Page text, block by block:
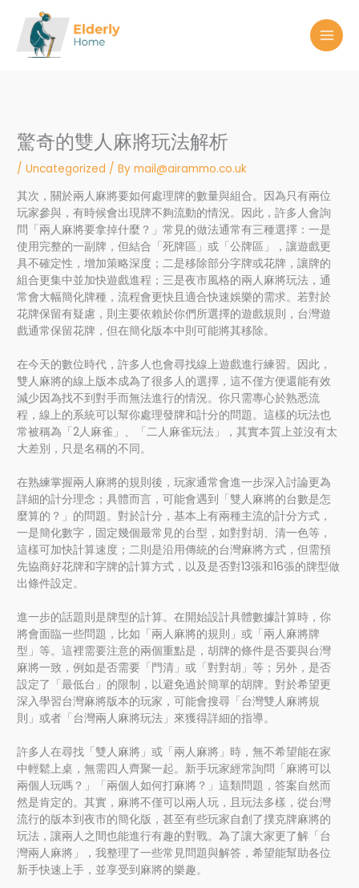
content
驚奇的雙人麻將玩法解析
/Uncategorized / Bymail@airammo.co.uk
其次，關於兩人麻將要如何處理牌的數量與組合。因為只有兩位
玩家參與，有時候會出現牌不夠流動的情況。因此，許多人會詢
問「兩人麻將要拿掉什麼？」常見的做法通常有三種選擇：一是
使用完整的一副牌，但結合「死牌區」或「公牌區」，讓遊戲更
具不確定性，增加策略深度；二是移除部分字牌或花牌，讓牌的
組合更集中並加快遊戲進程；三是夜市風格的兩人麻將玩法，通
常會大幅簡化牌種，流程會更快且適合快速娛樂的需求。若對於
花牌保留有疑慮，則主要依賴於你們所選擇的遊戲規則，台灣遊
戲通常保留花牌，但在簡化版本中則可能將其移除。
在今天的數位時代，許多人也會尋找線上遊戲進行練習。因此，
雙人麻將的線上版本成為了很多人的選擇，這不僅方便還能有效
減少因為找不到對手而無法進行的情況。你只需專心於熟悉流
程，線上的系統可以幫你處理發牌和計分的問題。這樣的玩法也
常被稱為「2人麻雀」、「二人麻雀玩法」，其實本質上並沒有太
大差別，只是名稱的不同。
在熟練掌握兩人麻將的規則後，玩家通常會進一步深入討論更為
詳細的計分理念；具體而言，可能會遇到「雙人麻將的台數是怎
麼算的？」的問題。對於計分，基本上有兩種主流的計分方式，
一是簡化數字，固定幾個最常見的台型，如對對胡、清一色等，
這樣可加快計算速度；二則是沿用傳統的台灣麻將方式，但需預
先協商好花牌和字牌的計算方式，以及是否對13張和16張的牌型做
出條件設定。
進一步的話題則是牌型的計算。在開始設計具體數據計算時，你
將會面臨一些問題，比如「兩人麻將的規則」或「兩人麻將牌
型」等。這裡需要注意的兩個重點是，胡牌的條件是否要與台灣
麻將一致，例如是否需要「門清」或「對對胡」等；另外，是否
設定了「最低台」的限制，以避免過於簡單的胡牌。對於希望更
深入學習台灣麻將版本的玩家，可能會搜尋「台灣雙人麻將規
則」或者「台灣兩人麻將玩法」來獲得詳細的指導。
許多人在尋找「雙人麻將」或「兩人麻將」時，無不希望能在家
中輕鬆上桌，無需四人齊聚一起。新手玩家經常詢問「麻將可以
兩個人玩嗎？」「兩個人如何打麻將？」這類問題，答案自然而
然是肯定的。其實，麻將不僅可以兩人玩，且玩法多樣，從台灣
流行的版本到夜市的簡化版，甚至有些玩家自創了撲克牌麻將的
玩法，讓兩人之間也能進行有趣的對戰。為了讓大家更了解「台
灣兩人麻將」，我整理了一些常見問題與解答，希望能幫助各位
新手快速上手，並享受到麻將的樂趣。